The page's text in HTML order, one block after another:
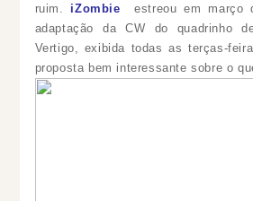
ruim. iZombie estreou em março
adaptação da CW do quadrinho
Vertigo, exibida todas as terças-
proposta bem interessante sobre o